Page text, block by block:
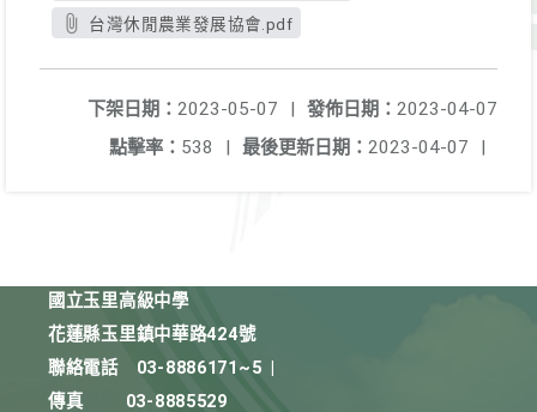
台灣休閒農業發展協會.pdf
發佈日期： 2023-04-07
下架日期： 2023-05-07
|
最後更新日期： 2023-04-07 |
點擊率： 538 |
國立玉里高級中學
花蓮縣玉里鎮中華路424號
聯絡電話
03-8886171~5
傳真
03-8885529